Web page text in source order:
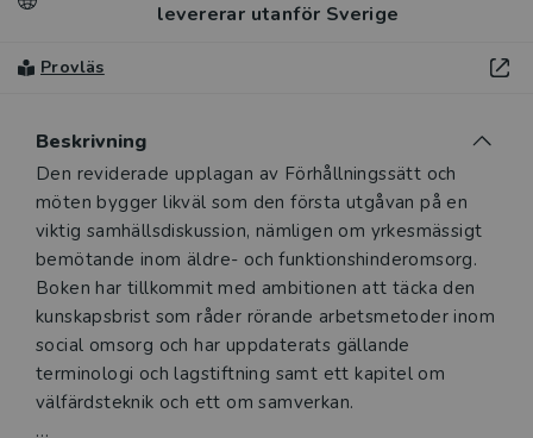
levererar utanför Sverige
Provläs
Beskrivning
Beskrivning
Den reviderade upplagan av Förhållningssätt och
möten bygger likväl som den första utgåvan på en
viktig samhällsdiskussion, nämligen om yrkesmässigt
bemötande inom äldre- och funktionshinderomsorg.
Boken har tillkommit med ambitionen att täcka den
kunskapsbrist som råder rörande arbetsmetoder inom
social omsorg och har uppdaterats gällande
terminologi och lagstiftning samt ett kapitel om
välfärdsteknik och ett om samverkan.